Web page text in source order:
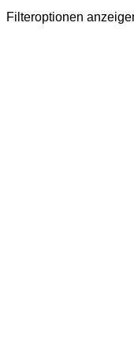
Filteroptionen